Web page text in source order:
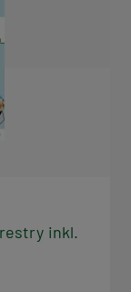
inkl.